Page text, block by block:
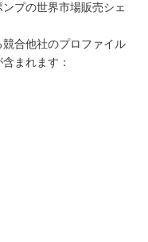
プの世界市場販売シェ
合他社のプロファイル
まれます：